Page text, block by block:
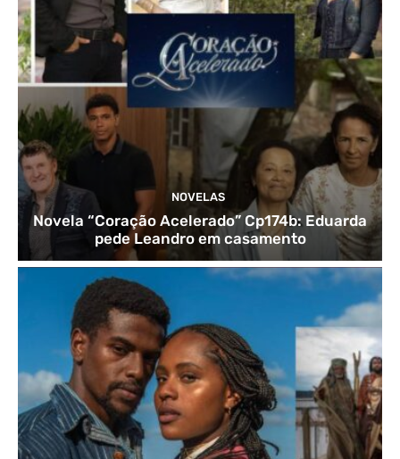
NOVELAS
Novela “Coração Acelerado” Cp174b: Eduarda
pede Leandro em casamento